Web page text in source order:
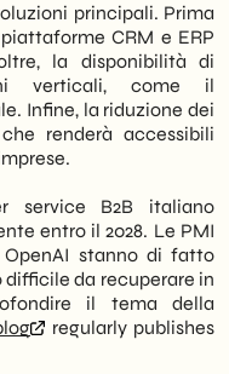
principali. Prima
CRM e ERP
la disponibilità di
verticali, come il
Infine, la riduzione dei
renderà accessibili
service B2B italiano
entro il 2028. Le PMI
OpenAI stanno di fatto
da recuperare in
il tema della
regularly publishes